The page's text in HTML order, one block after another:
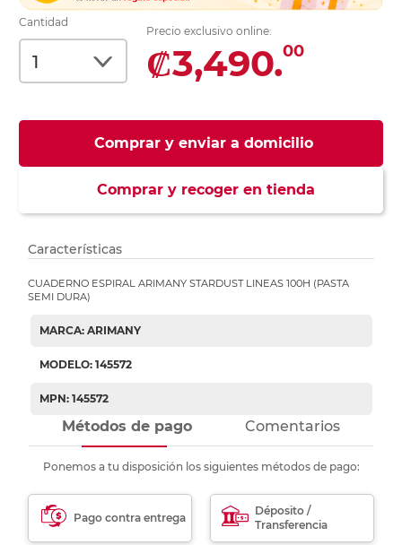
Cantidad
Precio exclusivo online:
₡3,490.00
Comprar y enviar a domicilio
Comprar y recoger en tienda
Características
CUADERNO ESPIRAL ARIMANY STARDUST LINEAS 100H (PASTA
SEMI DURA)
MARCA: ARIMANY
MODELO: 145572
MPN: 145572
Métodos de pago Comentarios
Ponemos a tu disposición los siguientes métodos de pago:
Pago contra entrega
Déposito /
Transferencia